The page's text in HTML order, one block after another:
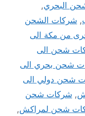
البحري,
, شركات الشحن
من مكة الى
شحن الى
شحن بحري الى
شحن دولي الى
, شركات شحن
شحن لمراكش,